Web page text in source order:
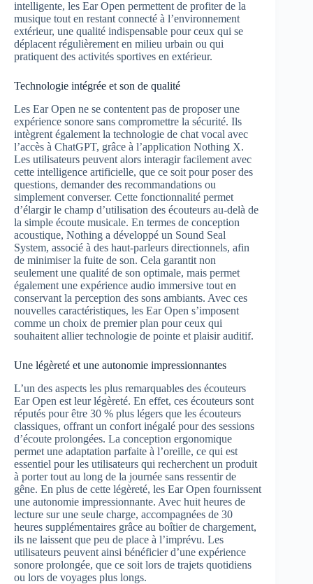
intelligente, les Ear Open permettent de profiter de la
musique tout en restant connecté à l’environnement
extérieur, une qualité indispensable pour ceux qui se
déplacent régulièrement en milieu urbain ou qui
pratiquent des activités sportives en extérieur.
Technologie intégrée et son de qualité
Les Ear Open ne se contentent pas de proposer une
expérience sonore sans compromettre la sécurité. Ils
intègrent également la technologie de chat vocal avec
l’accès à ChatGPT, grâce à l’application Nothing X.
Les utilisateurs peuvent alors interagir facilement avec
cette intelligence artificielle, que ce soit pour poser des
questions, demander des recommandations ou
simplement converser. Cette fonctionnalité permet
d’élargir le champ d’utilisation des écouteurs au-delà de
la simple écoute musicale. En termes de conception
acoustique, Nothing a développé un Sound Seal
System, associé à des haut-parleurs directionnels, afin
de minimiser la fuite de son. Cela garantit non
seulement une qualité de son optimale, mais permet
également une expérience audio immersive tout en
conservant la perception des sons ambiants. Avec ces
nouvelles caractéristiques, les Ear Open s’imposent
comme un choix de premier plan pour ceux qui
souhaitent allier technologie de pointe et plaisir auditif.
Une légèreté et une autonomie impressionnantes
L’un des aspects les plus remarquables des écouteurs
Ear Open est leur légèreté. En effet, ces écouteurs sont
réputés pour être 30 % plus légers que les écouteurs
classiques, offrant un confort inégalé pour des sessions
d’écoute prolongées. La conception ergonomique
permet une adaptation parfaite à l’oreille, ce qui est
essentiel pour les utilisateurs qui recherchent un produit
à porter tout au long de la journée sans ressentir de
gêne. En plus de cette légèreté, les Ear Open fournissent
une autonomie impressionnante. Avec huit heures de
lecture sur une seule charge, accompagnées de 30
heures supplémentaires grâce au boîtier de chargement,
ils ne laissent que peu de place à l’imprévu. Les
utilisateurs peuvent ainsi bénéficier d’une expérience
sonore prolongée, que ce soit lors de trajets quotidiens
ou lors de voyages plus longs.